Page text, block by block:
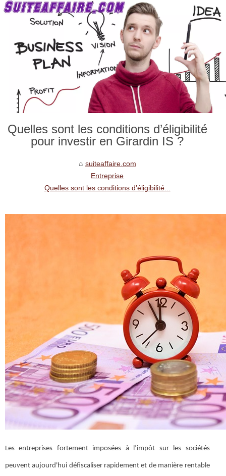
Quelles sont les conditions d’éligibilité
pour investir en Girardin IS ?
suiteaffaire.com
Entreprise
Quelles sont les conditions d’éligibilité...
Les entreprises fortement imposées à l’impôt sur les sociétés
peuvent aujourd'hui défiscaliser rapidement et de manière rentable